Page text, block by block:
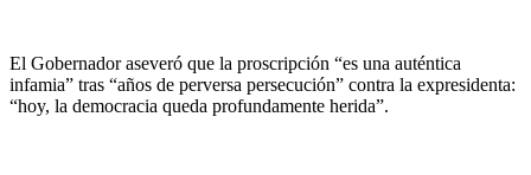
El Gobernador aseveró que la proscripción “es una auténtica
infamia” tras “años de perversa persecución” contra la expresidenta:
“hoy, la democracia queda profundamente herida”.